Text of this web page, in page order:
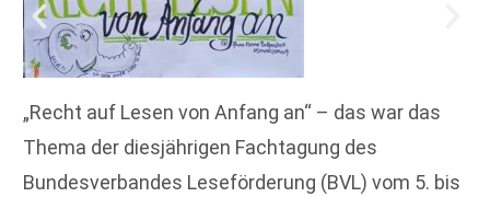
„Recht auf Lesen von Anfang an“ – das war das
Thema der diesjährigen Fachtagung des
Bundesverbandes Leseförderung (BVL) vom 5. bis